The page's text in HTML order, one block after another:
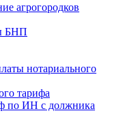
агрогородков
БНП
нотариального
тарифа
по ИН с должника